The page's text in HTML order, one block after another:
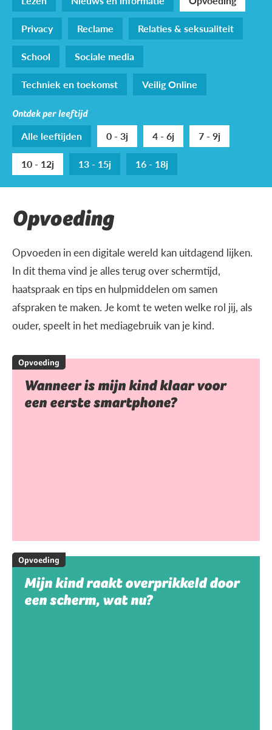
Privacy
Reclame
Relaties & seksualiteit
School
Sociale media
Techniek en toekomst
Veilig Online
Ontdek per leeftijd
Alle leeftijden 0 - 3j 4 - 6j
7 - 9j
10 - 12j
13 - 15j 16 - 18j
Opvoeding
Opvoeden in een digitale wereld kan uitdagend lijken.
In dit thema vind je alles terug over schermtijd,
haatspraak en tips en hulpmiddelen om samen
afspraken te maken. Je komt te weten welke rol jij, als
ouder, speelt in het mediagebruik van je kind.
Opvoeding
Wanneer is mijn kind klaar voor
een eerste smartphone?
Opvoeding
Mijn kind raakt overprikkeld door
een scherm, wat nu?